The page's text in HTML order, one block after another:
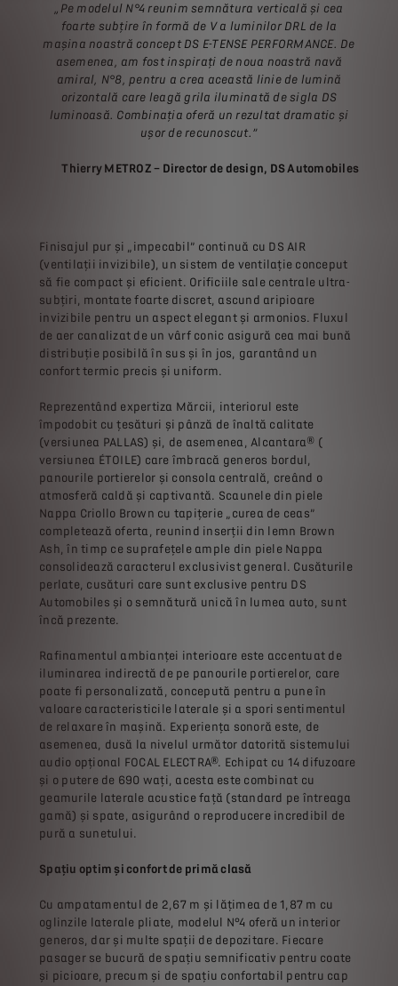
„Pe modelul N°4 reunim semnătura verticală și cea
foarte subțire în formă de V a luminilor DRL de la
mașina noastră concept DS E-TENSE PERFORMANCE. De
asemenea, am fost inspirați de noua noastră navă
amiral, N°8, pentru a crea această linie de lumină
orizontală care leagă grila iluminată de sigla DS
luminoasă. Combinația oferă un rezultat dramatic și
ușor de recunoscut.”
Thierry METROZ – Director de design, DS Automobiles
Finisajul pur și „impecabil” continuă cu DS AIR
(ventilații invizibile), un sistem de ventilație conceput
să fie compact și eficient. Orificiile sale centrale ultra-
subțiri, montate foarte discret, ascund aripioare
invizibile pentru un aspect elegant și armonios. Fluxul
de aer canalizat de un vârf conic asigură cea mai bună
distribuție posibilă în sus și în jos, garantând un
confort termic precis și uniform.
Reprezentând expertiza Mărcii, interiorul este
împodobit cu țesături și pânză de înaltă calitate
(versiunea PALLAS) și, de asemenea, Alcantara® (
versiunea ÉTOILE) care îmbracă generos bordul,
panourile portierelor și consola centrală, creând o
atmosferă caldă și captivantă. Scaunele din piele
Nappa Criollo Brown cu tapițerie „curea de ceas”
completează oferta, reunind inserții din lemn Brown
Ash, în timp ce suprafețele ample din piele Nappa
consolidează caracterul exclusivist general. Cusăturile
perlate, cusături care sunt exclusive pentru DS
Automobiles și o semnătură unică în lumea auto, sunt
încă prezente.
Rafinamentul ambianței interioare este accentuat de
iluminarea indirectă de pe panourile portierelor, care
poate fi personalizată, concepută pentru a pune în
valoare caracteristicile laterale și a spori sentimentul
de relaxare în mașină. Experiența sonoră este, de
asemenea, dusă la nivelul următor datorită sistemului
audio opțional FOCAL ELECTRA®. Echipat cu 14 difuzoare
și o putere de 690 wați, acesta este combinat cu
geamurile laterale acustice față (standard pe întreaga
gamă) și spate, asigurând o reproducere incredibil de
pură a sunetului.
Spațiu optim și confort de primă clasă
Cu ampatamentul de 2,67 m și lățimea de 1,87 m cu
oglinzile laterale pliate, modelul N°4 oferă un interior
generos, dar și multe spații de depozitare. Fiecare
pasager se bucură de spațiu semnificativ pentru coate
și picioare, precum și de spațiu confortabil pentru cap